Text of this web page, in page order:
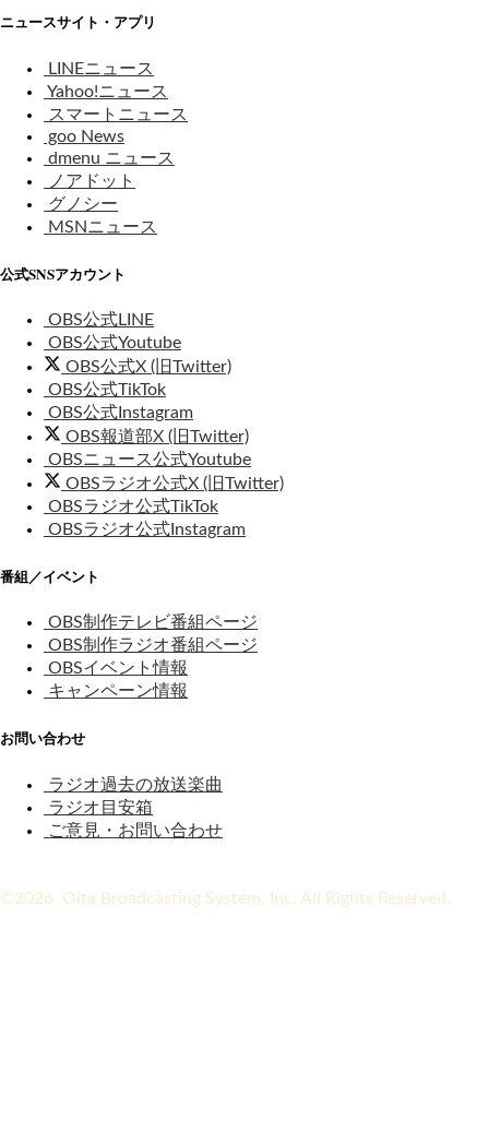
ニュースサイト・アプリ
LINEニュース
Yahoo!ニュース
スマートニュース
goo News
dmenu ニュース
ノアドット
グノシー
MSNニュース
公式SNSアカウント
OBS公式LINE
OBS公式Youtube
OBS公式X (旧Twitter)
OBS公式TikTok
OBS公式Instagram
OBS報道部X (旧Twitter)
OBSニュース公式Youtube
OBSラジオ公式X (旧Twitter)
OBSラジオ公式TikTok
OBSラジオ公式Instagram
番組／イベント
OBS制作テレビ番組ページ
OBS制作ラジオ番組ページ
OBSイベント情報
キャンペーン情報
お問い合わせ
ラジオ過去の放送楽曲
ラジオ目安箱
ご意見・お問い合わせ
©2026 Oita Broadcasting System, Inc. All Rights Reserved.